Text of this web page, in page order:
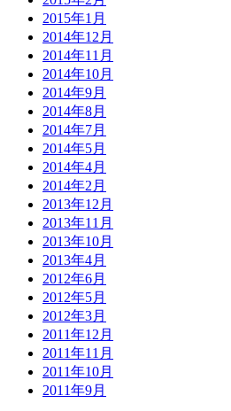
2015年1月
2014年12月
2014年11月
2014年10月
2014年9月
2014年8月
2014年7月
2014年5月
2014年4月
2014年2月
2013年12月
2013年11月
2013年10月
2013年4月
2012年6月
2012年5月
2012年3月
2011年12月
2011年11月
2011年10月
2011年9月